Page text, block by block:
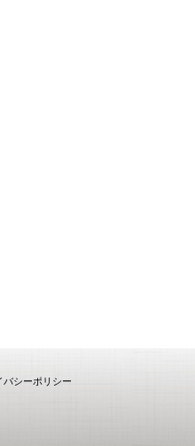
バシーポリシー